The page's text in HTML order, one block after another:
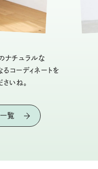
ナチュラルな
コーディネートを
いね。
覧